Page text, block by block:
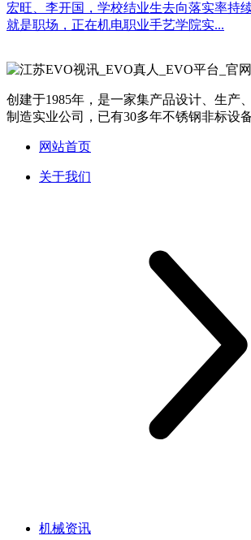
宏旺、李开国，学校结业生去向落实率持
就是职场，正在机电职业手艺学院实...
创建于1985年，是一家集产品设计、生产
制造实业公司，已有30多年不锈钢非标设
网站首页
关于我们
机械资讯